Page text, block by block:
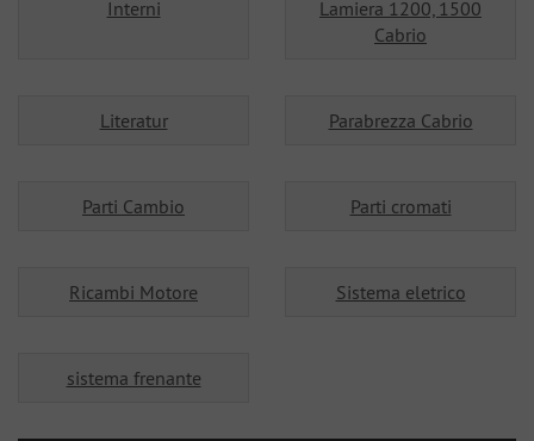
Interni
Lamiera 1200, 1500
Cabrio
Literatur Parabrezza Cabrio
Parti Cambio Parti cromati
Ricambi Motore Sistema eletrico
sistema frenante